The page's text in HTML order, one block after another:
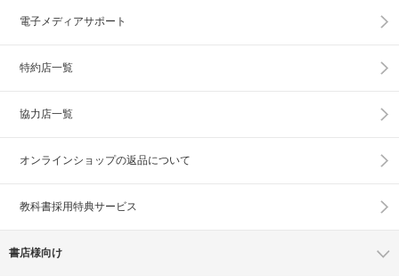
電子メディアサポート
特約店一覧
協力店一覧
オンラインショップの返品について
教科書採用特典サービス
書店様向け